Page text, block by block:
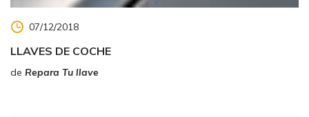
07/12/2018
LLAVES DE COCHE
de Repara Tu llave